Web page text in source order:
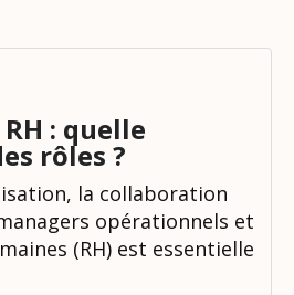
: quelle
rôles ?
la collaboration
opérationnels et
(RH) est essentielle